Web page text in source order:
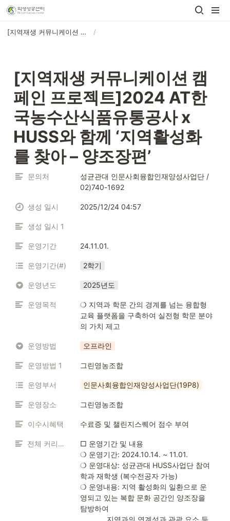
[지역재생 커뮤니케이션 캠페인 프로젝트]2024 AT한국농수산식품유통공사 x HUSS와 함께 ‘지역활성화를 찾아 – 양조장편’ /
[지역재생 커뮤니케이션 캠
페인 프로젝트]2024 AT한
국농수산식품유통공사 x
HUSS와 함께 ‘지역활성화
를 찾아 – 양조장편’
문의처
성균관대 인문사회융합인재양성사업단 /
02)740-1692
생성 일시 2025/12/24 04:57
생성 일시 1
운영기간 24.11.01.
운영기간(#) 2학기
운영년도 2025년도
운영목적
❍ 지역과 학문 간의 경계를 넘는 융합형
교육 플랫폼을 구축하여 실전형 학문 분야
의 가치 제고
운영방법 오프라인
운영방법 1 그린영농조합
운영부서 인문사회융합인재양성사업단(19P8)
운영장소 그린영농조합
이수시혜택 수료증 및 챌린지스퀘어 점수 부여
전체 커리큘럼
□ 운영기간 및 내용
❍ 운영기간: 2024.10.14. ~ 11.01.
❍ 운영대상: 성균관대 HUSS사업단 참여
학과 재학생 (복수전공자 가능)
❍ 운영내용: 지역 활성화의 일환으로 운
영되고 있는 복합 문화 공간인 양조장을
탐방하여